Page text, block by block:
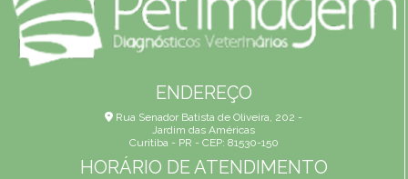
ENDEREÇO
Rua Senador Batista de Oliveira, 202 -
Jardim das Américas
Curitiba - PR - CEP: 81530-150
HORÁRIO DE ATENDIMENTO